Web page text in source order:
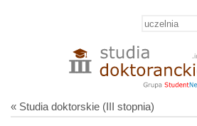
« Studia doktorskie (III stopnia)